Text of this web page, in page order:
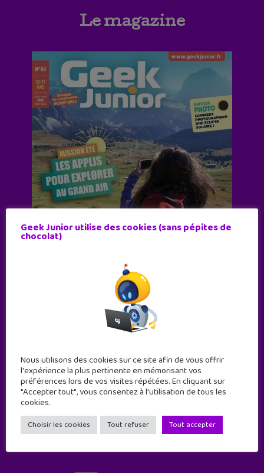
Le magazine
11 numéros par an
Geek Junior utilise des cookies (sans pépites de
chocolat)
Nous utilisons des cookies sur ce site afin de vous offrir
l'expérience la plus pertinente en mémorisant vos
préférences lors de vos visites répétées. En cliquant sur
"Accepter tout", vous consentez à l'utilisation de tous les
cookies.
Choisir les cookies Tout refuser Tout accepter